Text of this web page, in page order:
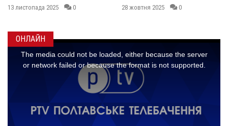
2025 0 28 жовтня 2025 0
ОНЛАЙН